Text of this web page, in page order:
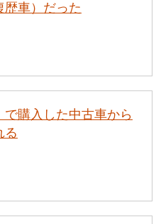
歴車）だった
購入した中古車から
る